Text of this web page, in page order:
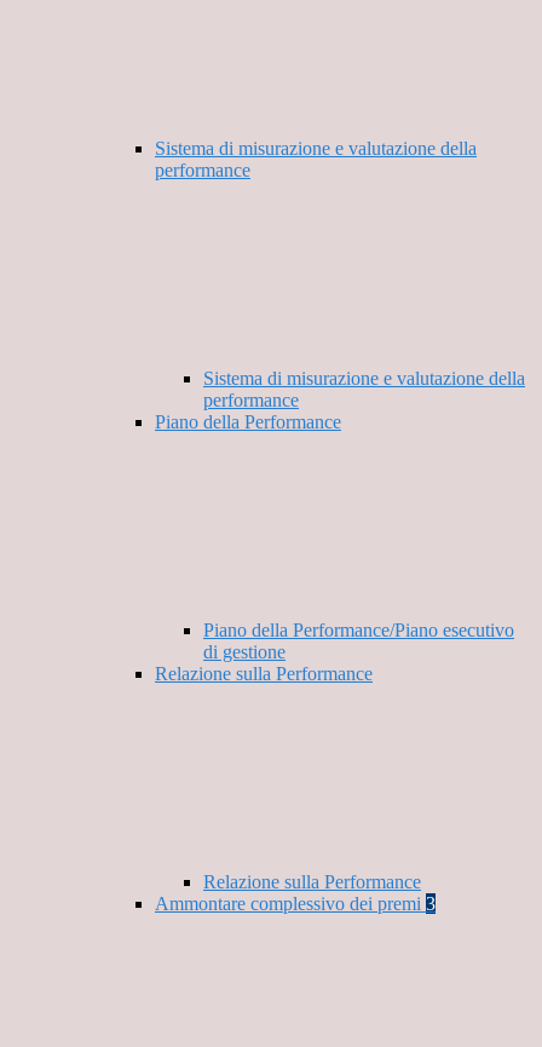
Sistema di misurazione e valutazione della
performance
Sistema di misurazione e valutazione della
performance
Piano della Performance
Piano della Performance/Piano esecutivo
di gestione
Relazione sulla Performance
Relazione sulla Performance
Ammontare complessivo dei premi 3